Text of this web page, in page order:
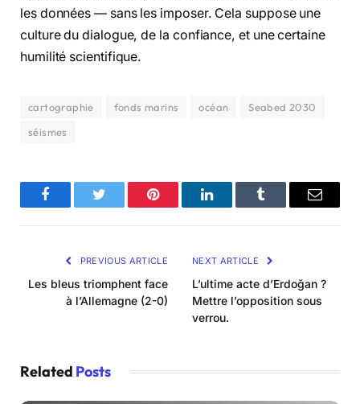
les données — sans les imposer. Cela suppose une
culture du dialogue, de la confiance, et une certaine
humilité scientifique.
cartographie fonds marins océan
Seabed 2030
séismes
FacebookTwitter Pinterest LinkedInTumblr Email
PREVIOUS ARTICLE
Les bleus triomphent face
à l’Allemagne (2-0)
NEXT ARTICLE
L’ultime acte d’Erdoğan ?
Mettre l’opposition sous
verrou.
Related Posts